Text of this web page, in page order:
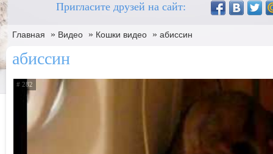
Пригласите друзей на сайт:
Главная » Видео » Кошки видео » абиссин
абиссин
# 282